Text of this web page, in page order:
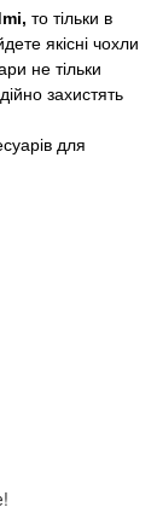
то тільки в
якісні чохли
не тільки
захистять
для